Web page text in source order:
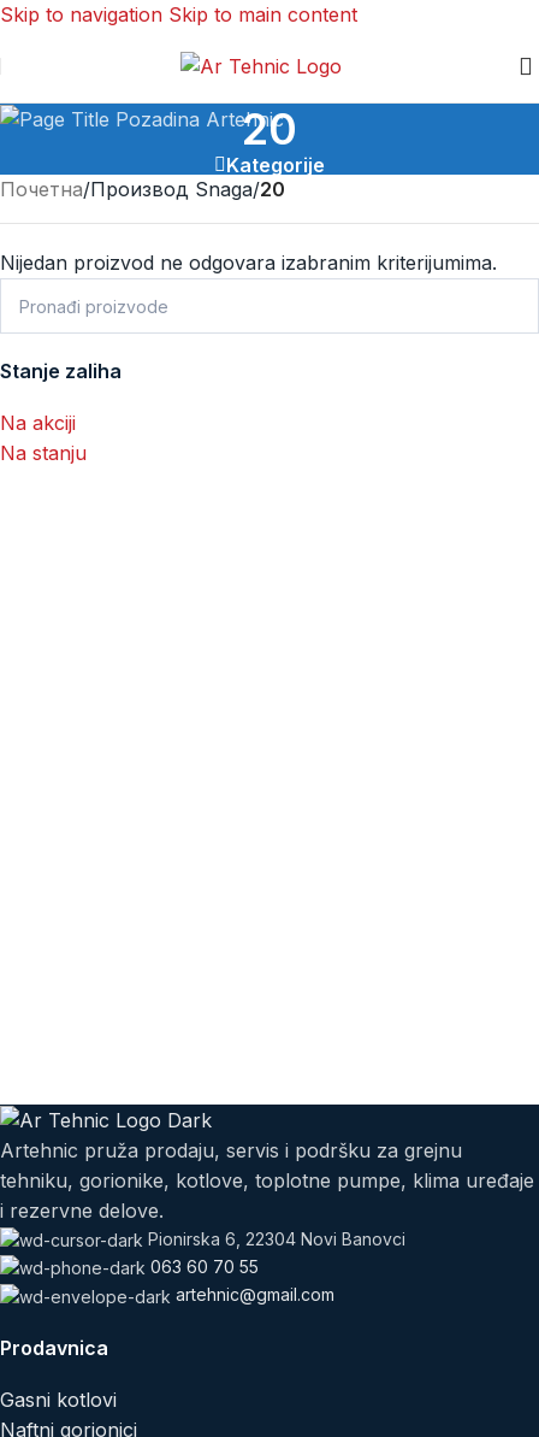
Skip to navigation Skip to main content
20
Kategorije
Stanje zaliha
Na akciji
Na stanju
Почетна/Производ Snaga/20
Nijedan proizvod ne odgovara izabranim kriterijumima.
Artehnic pruža prodaju, servis i podršku za grejnu
tehniku, gorionike, kotlove, toplotne pumpe, klima uređaje
i rezervne delove.
Pionirska 6, 22304 Novi Banovci
063 60 70 55
artehnic@gmail.com
Prodavnica
Gasni kotlovi
Naftni gorionici